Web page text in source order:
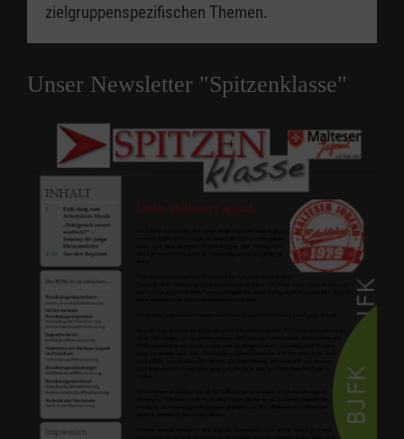
zielgruppenspezifischen Themen.
Unser Newsletter "Spitzenklasse"